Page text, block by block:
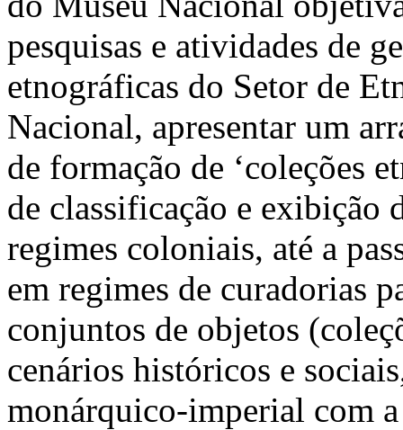
pesquisas e atividades de
etnográficas do Setor de
Nacional, apresentar um
de formação de ‘coleções
de classificação e
regimes coloniais, até a
em regimes de curadorias
conjuntos de objetos
cenários históricos e
monárquico-imperial com